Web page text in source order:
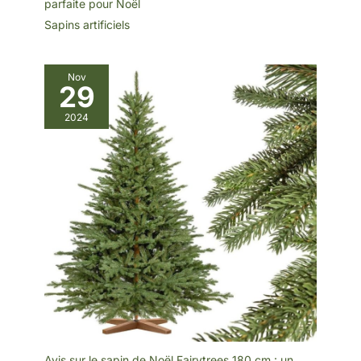
parfaite pour Noël
Sapins artificiels
Nov
29
2024